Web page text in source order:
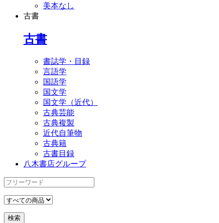
美本なし
古書
古書
書誌学・目録
言語学
国語学
国文学
国文学（近代）
古典芸能
古典複製
近代自筆物
古典籍
古書目録
八木書店グループ